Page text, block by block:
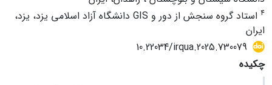
4
استاد گروه سنجش از دور و GIS دانشگاه آزاد اسلامی یزد، یزد،
ایران
10.22034/irqua.2025.730079
چکیده